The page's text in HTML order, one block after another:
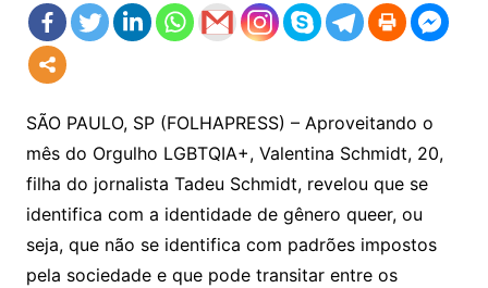
SÃO PAULO, SP (FOLHAPRESS) – Aproveitando o
mês do Orgulho LGBTQIA+, Valentina Schmidt, 20,
filha do jornalista Tadeu Schmidt, revelou que se
identifica com a identidade de gênero queer, ou
seja, que não se identifica com padrões impostos
pela sociedade e que pode transitar entre os